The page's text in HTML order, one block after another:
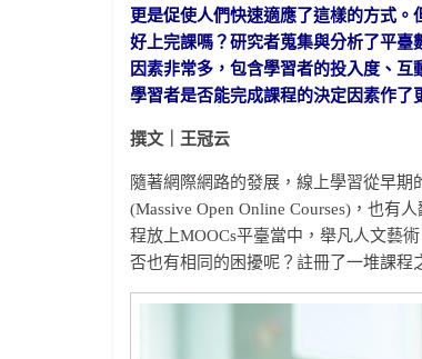
更是促使人們快速適應了這樣的方式
好上完課嗎？研究者蒐集與分析了平
因素非常多，包含學習者的投入度、
學習者是否能完成課程的決定因素作了
撰文｜王冠云
隨著網際網路的發展，線上學習從早期
(Massive Open Online Courses)，也有
程放上MOOCs平臺當中，舉凡人文藝
否也有相同的困擾呢？註冊了一堆課程